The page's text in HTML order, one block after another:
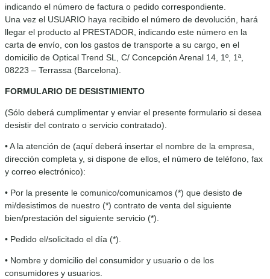
indicando el número de factura o pedido correspondiente.
Una vez el USUARIO haya recibido el número de devolución, hará
llegar el producto al PRESTADOR, indicando este número en la
carta de envío, con los gastos de transporte a su cargo, en el
domicilio de Optical Trend SL, C/ Concepción Arenal 14, 1º, 1ª,
08223 – Terrassa (Barcelona).
FORMULARIO DE DESISTIMIENTO
(Sólo deberá cumplimentar y enviar el presente formulario si desea
desistir del contrato o servicio contratado).
• A la atención de (aquí deberá insertar el nombre de la empresa,
dirección completa y, si dispone de ellos, el número de teléfono, fax
y correo electrónico):
• Por la presente le comunico/comunicamos (*) que desisto de
mi/desistimos de nuestro (*) contrato de venta del siguiente
bien/prestación del siguiente servicio (*).
• Pedido el/solicitado el día (*).
• Nombre y domicilio del consumidor y usuario o de los
consumidores y usuarios.